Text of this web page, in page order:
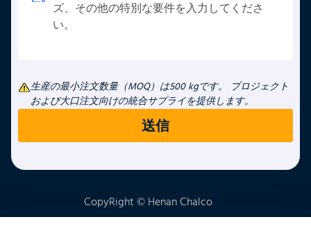
生産の最小注文数量（MOQ）は500 kgです。 プロジェクト
および大口注文向けの統合サプライを提供します。
CopyRight © Henan Chalco